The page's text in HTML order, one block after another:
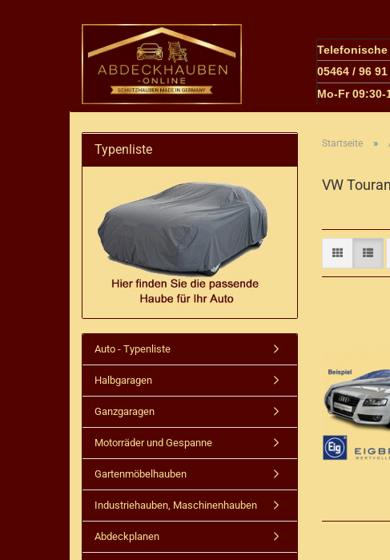
05464 / 96 91
Mo-Fr 09:30-
Startseite »
VW Touran
Typenliste
Auto - Typenliste
Halbgaragen
Ganzgaragen
Motorräder und Gespanne
Gartenmöbelhauben
Industriehauben, Maschinenhauben
Abdeckplanen